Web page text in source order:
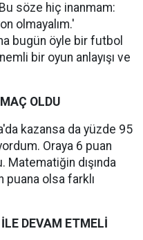
söze hiç inanmam:
olmayalım.'
bugün öyle bir futbol
bir oyun anlayışı ve
OLDU
kazansa da yüzde 95
Oraya 6 puan
dışında
puana olsa farklı
DEVAM ETMELİ